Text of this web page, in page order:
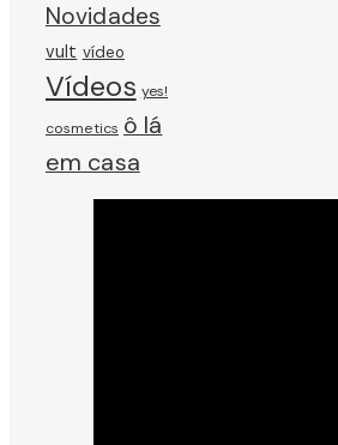
Novidades
vult vídeo
Vídeos yes!
cosmetics ô lá
em casa